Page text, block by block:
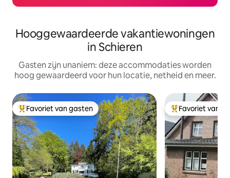
Hooggewaardeerde vakantiewoningen
in Schieren
Gasten zijn unaniem: deze accommodaties worden
hoog gewaardeerd voor hun locatie, netheid en meer.
Topfavoriet van gasten
Favoriet van gasten Topfavoriet van
Favoriet van